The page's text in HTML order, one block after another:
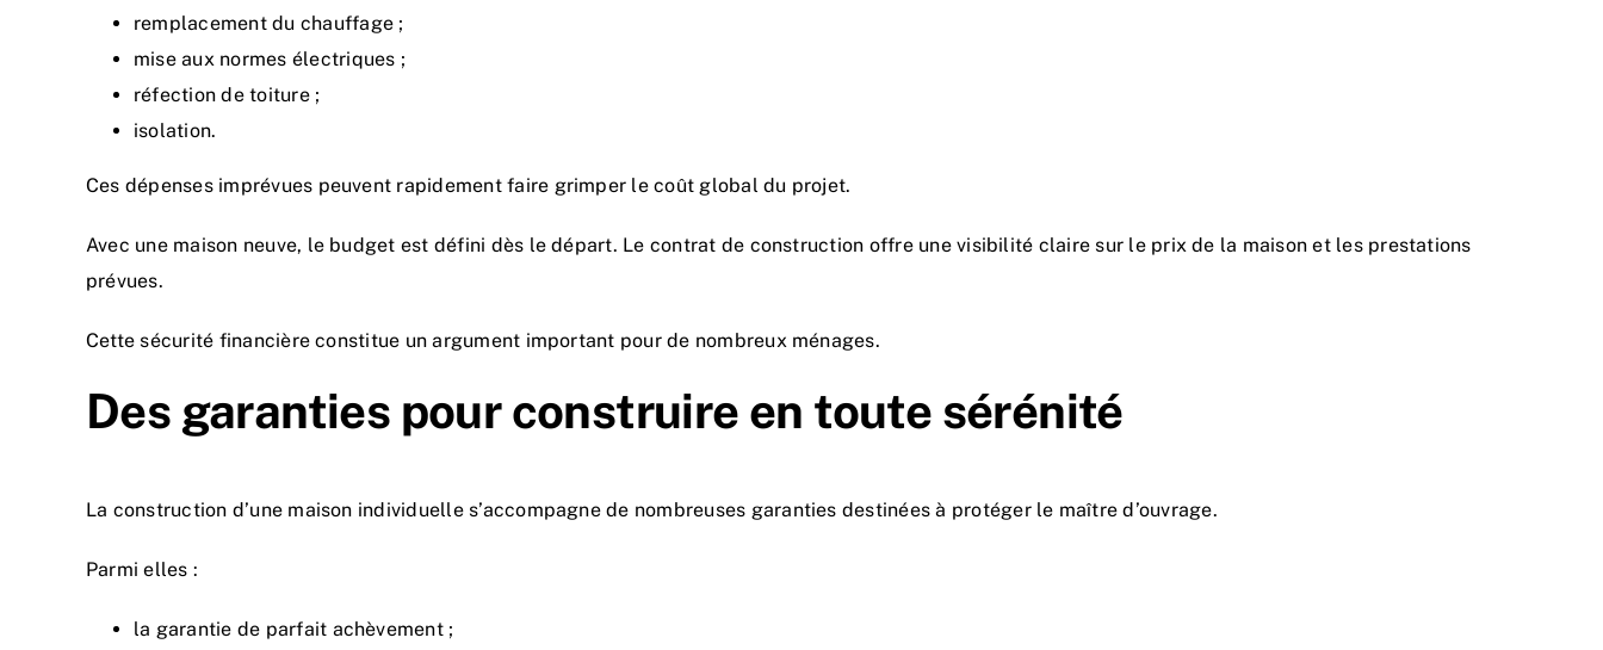
remplacement du chauffage ;
mise aux normes électriques ;
réfection de toiture ;
isolation.
Ces dépenses imprévues peuvent rapidement faire grimper le coût global du projet.
Avec une maison neuve, le budget est défini dès le départ. Le contrat de construction offre une visibilité claire sur le prix de la maison et les prestations
prévues.
Cette sécurité financière constitue un argument important pour de nombreux ménages.
Des garanties pour construire en toute sérénité
La construction d’une maison individuelle s’accompagne de nombreuses garanties destinées à protéger le maître d’ouvrage.
Parmi elles :
la garantie de parfait achèvement ;